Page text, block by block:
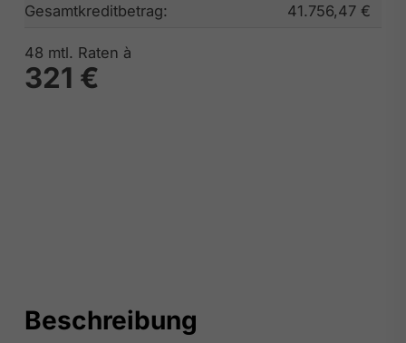
Gesamtkreditbetrag:
41.756,47 €
48 mtl. Raten à
321 €
Beschreibung